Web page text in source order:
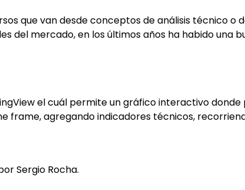
que van desde conceptos de análisis técnico o
del mercado, en los últimos años ha habido una
el cuál permite un gráfico interactivo donde
agregando indicadores técnicos,
Sergio Rocha.